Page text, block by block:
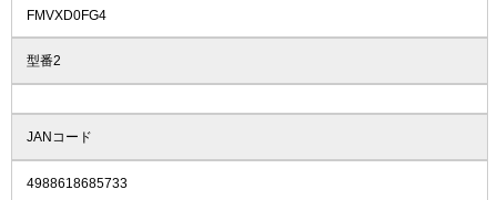
FMVXD0FG4
型番2
JANコード
4988618685733